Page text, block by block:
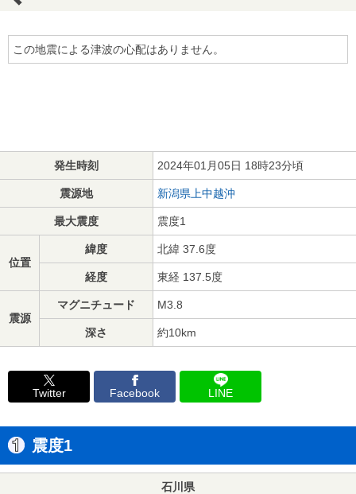
この地震による津波の心配はありません。
発生時刻 2024年01月05日 18時23分頃
震源地 新潟県上中越沖
最大震度 震度1
位置
緯度 北緯 37.6度
経度 東経 137.5度
震源
マグニチュード M3.8
深さ 約10km
Twitter Facebook LINE
震度1
石川県